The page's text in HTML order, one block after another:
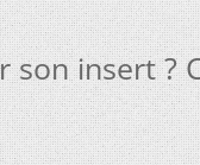
son insert ?